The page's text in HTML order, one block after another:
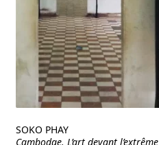
SOKO PHAY
Cambodge. L’art devant l’extrême